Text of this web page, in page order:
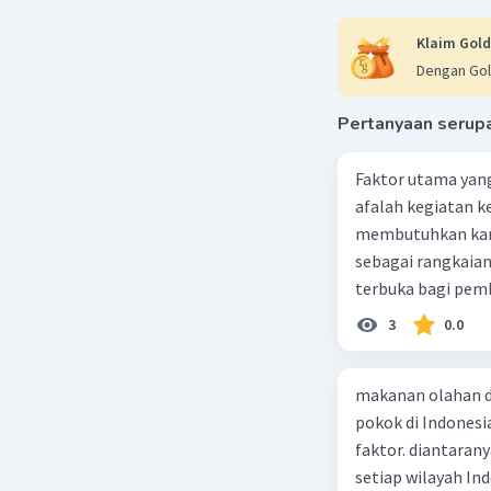
Klaim
Dengan
Pertanyaan
Faktor utama
afalah kegiatan
membutuhkan
sebagai
terbuka bagi
perkembangan
mendapat
elemen gamelan
komposisi
yang mana dan
3 0.0
makanan olahan
pokok di
faktor.
setiap wilayah